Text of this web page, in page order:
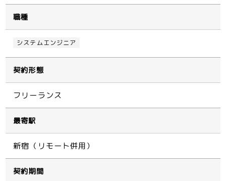
職種
システムエンジニア
契約形態
フリーランス
最寄駅
新宿（リモート併用）
契約期間